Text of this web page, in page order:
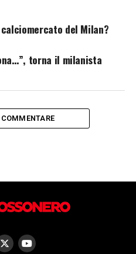
del Milan?
torna il milanista